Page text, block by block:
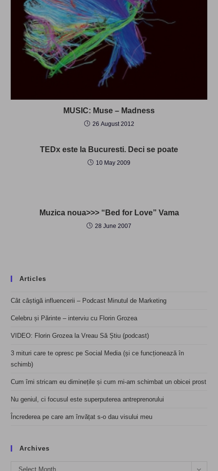
MUSIC: Muse – Madness
26 August 2012
TEDx este la Bucuresti. Deci se poate
10 May 2009
Muzica noua>>> “Bed for Love” Vama
28 June 2007
Articles
Cât câștigă influencerii – Podcast Minutul de Marketing
Celebru și Părinte – interviu cu Florin Grozea
VIDEO: Florin Grozea la Vreau Să Știu (podcast)
3 mituri care te opresc pe Social Media (și ce funcționează în
schimb)
Cum îmi stricam eu diminețile și cum mi-am schimbat un obicei prost
Nu geniul, ci focusul este superputerea antreprenorului
Încrederea pe care am învățat s-o dau visului meu
Archives
Archives
Select Month